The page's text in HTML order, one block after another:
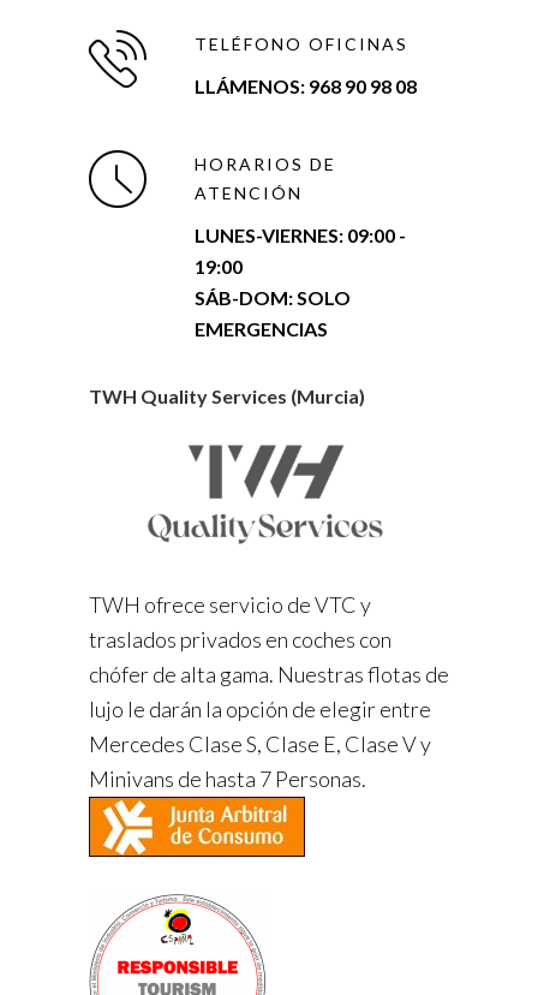
TELÉFONO OFICINAS
LLÁMENOS: 968 90 98 08
HORARIOS DE
ATENCIÓN
LUNES-VIERNES: 09:00 -
19:00
SÁB-DOM: SOLO
EMERGENCIAS
TWH Quality Services (Murcia)
TWH ofrece servicio de VTC y
traslados privados en coches con
chófer de alta gama. Nuestras flotas de
lujo le darán la opción de elegir entre
Mercedes Clase S, Clase E, Clase V y
Minivans de hasta 7 Personas.